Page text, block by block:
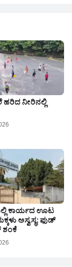
ನೀರಿನಲ್ಲಿ
ಕಾರ್ಯದ ಊಟ
ಅಸ್ವಸ್ಥ: ಫುಡ್